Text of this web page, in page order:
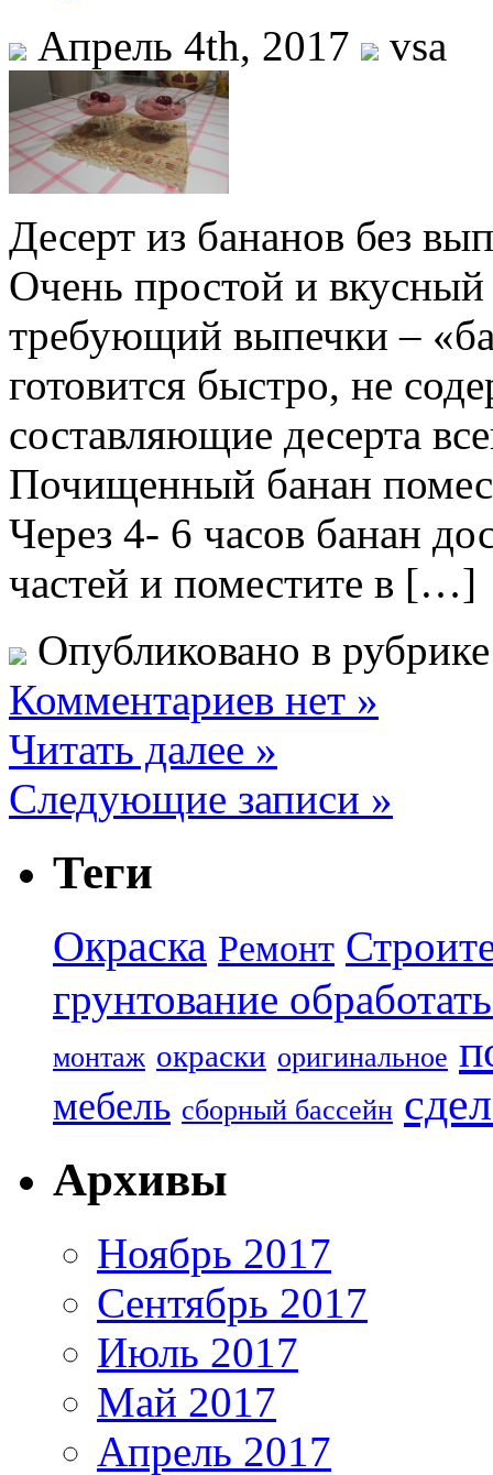
Апрель 4th, 2017 vsa
Десерт из бананов без
Очень простой и вкусный
требующий выпечки –
готовится быстро, не
составляющие десерта
Почищенный банан
Через 4- 6 часов банан
частей и поместите в […]
Опубликовано в
Комментариев нет »
Читать далее »
Следующие записи »
Теги
Окраска Ремонт
грунтование
монтаж окраски оригинальное
мебель сборный бассейн
Архивы
Ноябрь 2017
Сентябрь 2017
Июль 2017
Май 2017
Апрель 2017